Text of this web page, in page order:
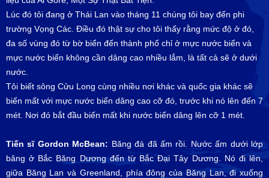
Lúc đó tôi đang ở Thái Lan vào tháng 11 chúng tôi bay đến phi
trường Vọng Các. Điều đó thật sự cho tôi thấy rằng mức độ ở đó,
đa số vùng đó từ bờ biển đến thành phố chỉ ở mực nước biển và
mực nước biển không cần dâng cao nhiều lắm, là tất cả sẽ ở dưới
nước.
Tôi biết sông Cửu Long cùng nhiều nơi khác và quốc gia khác sẽ
biến mất với mực nước biển dâng cao cỡ đó, trước khi nó lên đến 7
mét. Nơi đó bắt đầu biến mất khi nước biển dâng lên cỡ 1 mét.
Tiến sĩ Gordon McBean: Băng đá đã ấm rồi. Nước ấm dưới lớp
băng ở Bắc Băng Dương đến từ Bắc Đại Tây Dương. Nó đi lên,
giữa Băng Lan và Greenland, phía đông của Băng Lan, đi xuống